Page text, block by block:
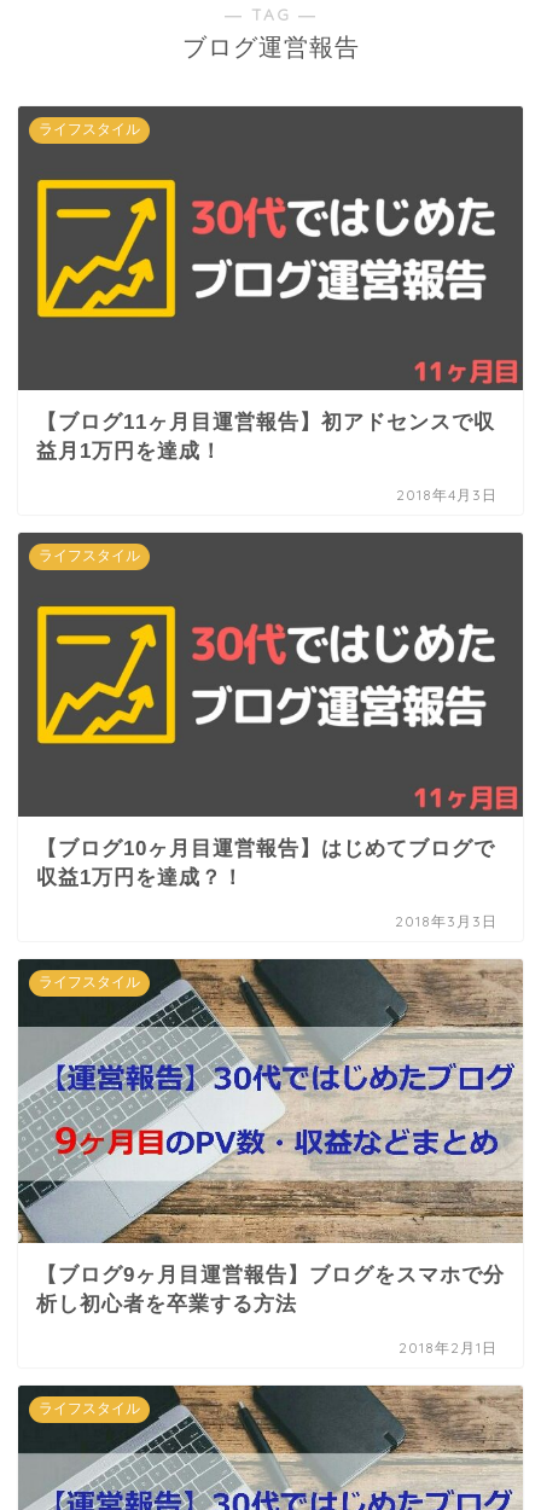
― TAG ―
ブログ運営報告
ライフスタイル
【ブログ11ヶ月目運営報告】初アドセンスで収
益月1万円を達成！
2018年4月3日
ライフスタイル
【ブログ10ヶ月目運営報告】はじめてブログで
収益1万円を達成？！
2018年3月3日
ライフスタイル
【ブログ9ヶ月目運営報告】ブログをスマホで分
析し初心者を卒業する方法
2018年2月1日
ライフスタイル